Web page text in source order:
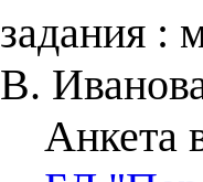
задания :
В.
Анкета